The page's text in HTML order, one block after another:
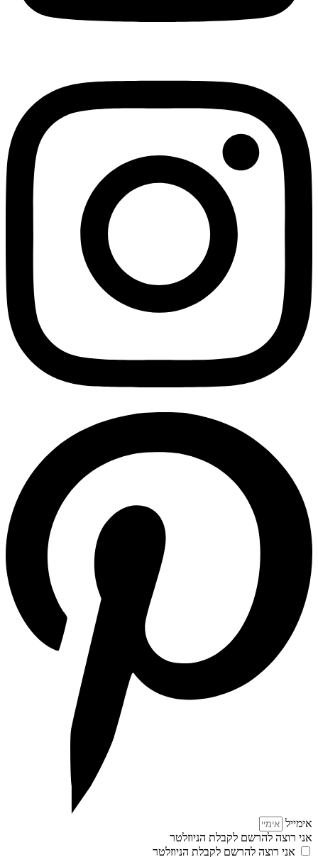
אימייל
אני רוצה להרשם לקבלת הניוזלטר
אני רוצה להרשם לקבלת הניוזלטר